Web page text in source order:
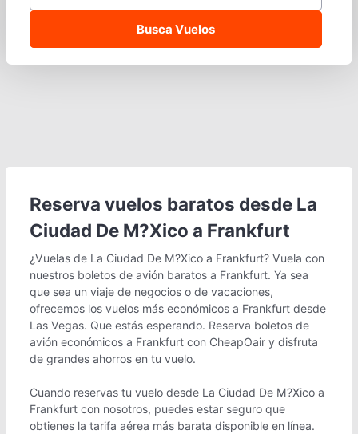
Reserva vuelos baratos desde La
Ciudad De M?Xico a Frankfurt
¿Vuelas de La Ciudad De M?Xico a Frankfurt? Vuela con
nuestros boletos de avión baratos a Frankfurt. Ya sea
que sea un viaje de negocios o de vacaciones,
ofrecemos los vuelos más económicos a Frankfurt desde
Las Vegas. Que estás esperando. Reserva boletos de
avión económicos a Frankfurt con CheapOair y disfruta
de grandes ahorros en tu vuelo.
Cuando reservas tu vuelo desde La Ciudad De M?Xico a
Frankfurt con nosotros, puedes estar seguro que
obtienes la tarifa aérea más barata disponible en línea.